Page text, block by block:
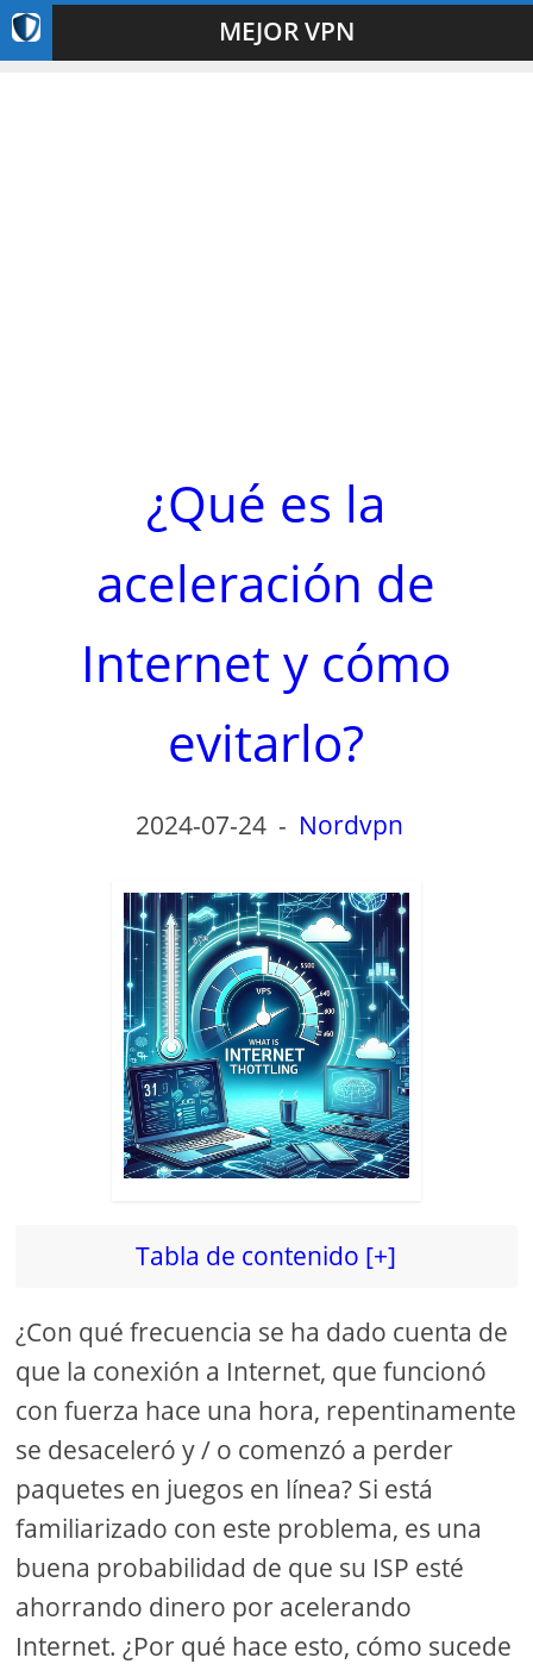
MEJOR VPN
¿Qué es la
aceleración de
Internet y cómo
evitarlo?
2024-07-24- Nordvpn
Tabla de contenido [+]
¿Con qué frecuencia se ha dado cuenta de
que la conexión a Internet, que funcionó
con fuerza hace una hora, repentinamente
se desaceleró y / o comenzó a perder
paquetes en juegos en línea? Si está
familiarizado con este problema, es una
buena probabilidad de que su ISP esté
ahorrando dinero por acelerando
Internet. ¿Por qué hace esto, cómo sucede